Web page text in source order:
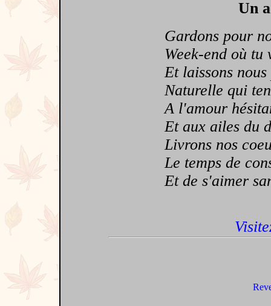
Un
Gardons pour
Week-end où tu
Et laissons nous
Naturelle qui
A l'amour
Et aux ailes du
Livrons nos
Le temps de
Et de s'aimer